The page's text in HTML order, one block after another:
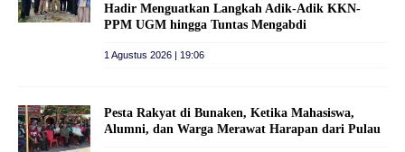
Hadir Menguatkan Langkah Adik-Adik KKN-
PPM UGM hingga Tuntas Mengabdi
1 Agustus 2026 | 19:06
Pesta Rakyat di Bunaken, Ketika Mahasiswa,
Alumni, dan Warga Merawat Harapan dari Pulau